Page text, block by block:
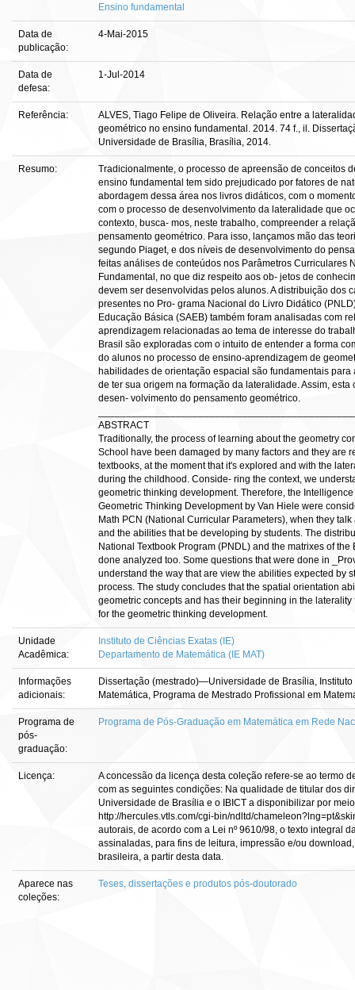
Ensino fundamental
Data de
publicação:
4-Mai-2015
Data de
defesa:
1-Jul-2014
Referência:
ALVES, Tiago Felipe de Oliveira. Relação entre a
geométrico no ensino fundamental. 2014. 74 f., il.
Universidade de Brasília, Brasília, 2014.
Resumo:
Tradicionalmente, o processo de apreensão de conceitos
ensino fundamental tem sido prejudicado por fatores de
abordagem dessa área nos livros didáticos, com o
com o processo de desenvolvimento da lateralidade que
contexto, busca- mos, neste trabalho, compreender a
pensamento geométrico. Para isso, lançamos mão das
segundo Piaget, e dos níveis de desenvolvimento do
feitas análises de conteúdos nos Parâmetros Curriculares
Fundamental, no que diz respeito aos ob- jetos de
devem ser desenvolvidas pelos alunos. A distribuição dos
presentes no Pro- grama Nacional do Livro Didático
Educação Básica (SAEB) também foram analisadas com
aprendizagem relacionadas ao tema de interesse do
Brasil são exploradas com o intuito de entender a forma
do alunos no processo de ensino-aprendizagem de
habilidades de orientação espacial são fundamentais
de ter sua origem na formação da lateralidade. Assim,
desen- volvimento do pensamento geométrico.
ABSTRACT
Traditionally, the process of learning about the geometry
School have been damaged by many factors and they are
textbooks, at the moment that it's explored and with the
during the childhood. Conside- ring the context, we
geometric thinking development. Therefore, the
Geometric Thinking Development by Van Hiele were
Math PCN (National Curricular Parameters), when they
and the abilities that be developing by students. The
National Textbook Program (PNDL) and the matrixes of
done analyzed too. Some questions that were done in
understand the way that are view the abilities expected by
process. The study concludes that the spatial orientation
geometric concepts and has their beginning in the
for the geometric thinking development.
Unidade
Acadêmica:
Instituto de Ciências Exatas (IE)
Departamento de Matemática (IE MAT)
Informações
adicionais:
Dissertação (mestrado)—Universidade de Brasília,
Matemática, Programa de Mestrado Profissional em
Programa de
pós-
graduação:
Programa de Pós-Graduação em Matemática em Rede
Licença:
A concessão da licença desta coleção refere-se ao termo
com as seguintes condições: Na qualidade de titular dos
Universidade de Brasília e o IBICT a disponibilizar por
http://hercules.vtls.com/cgi-bin/ndltd/
autorais, de acordo com a Lei nº 9610/98, o texto integral
assinaladas, para fins de leitura, impressão e/ou
brasileira, a partir desta data.
Aparece nas
coleções:
Teses, dissertações e produtos pós-doutorado